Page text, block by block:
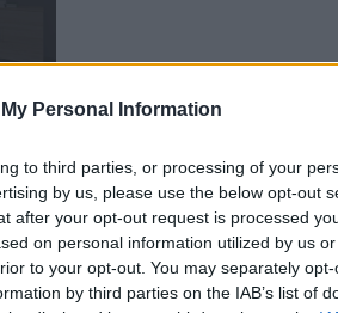
Personal Information
to third parties, or processing of your
by us, please use the below opt-out
after your opt-out request is processed
on personal information utilized by us
to your opt-out. You may separately
by third parties on the IAB’s list of
šatníkovej skrine
doplniť variabilné
zladené do